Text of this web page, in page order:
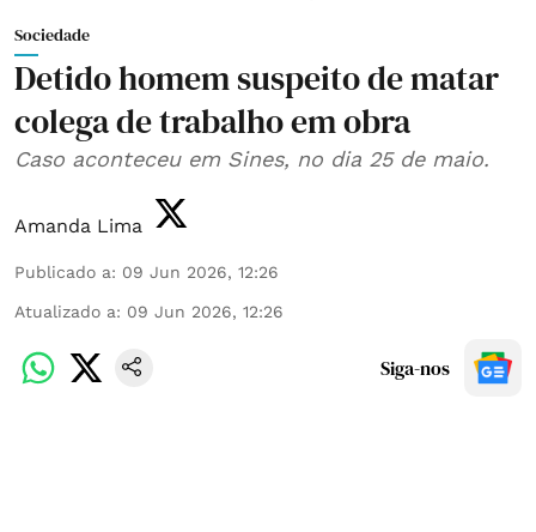
Sociedade
Detido homem suspeito de matar
colega de trabalho em obra
Caso aconteceu em Sines, no dia 25 de maio.
Amanda Lima
Publicado a: 09 Jun 2026, 12:26
Atualizado a: 09 Jun 2026, 12:26
Siga-nos